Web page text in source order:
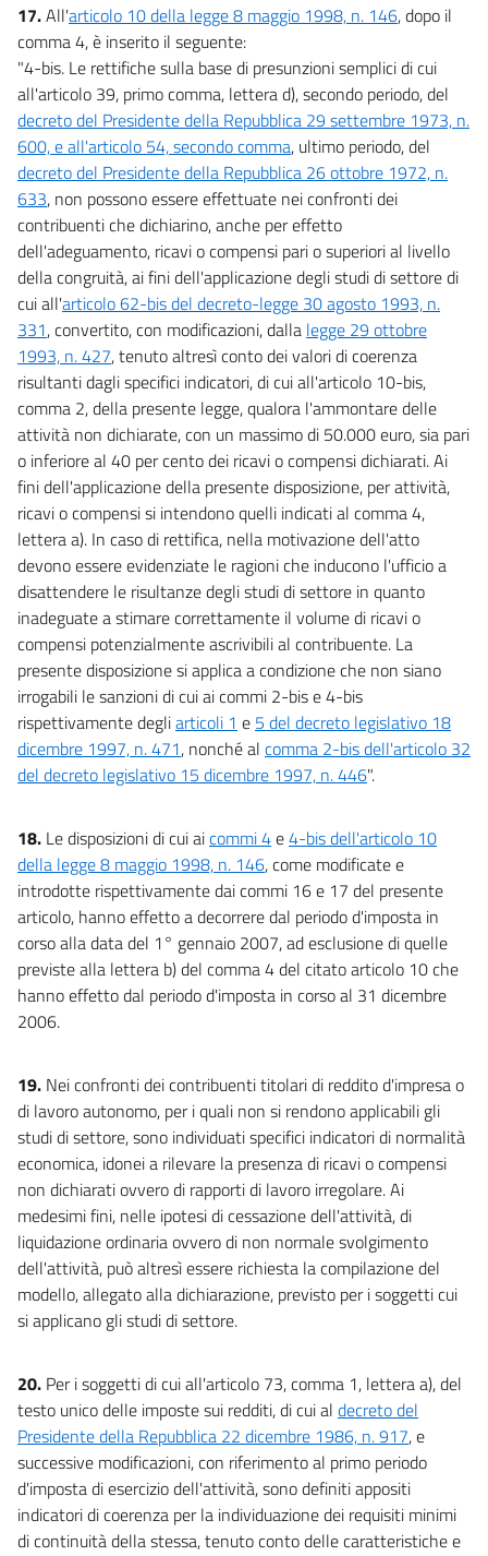
17.All'articolo 10 della legge 8 maggio 1998, n. 146, dopo il
comma 4, è inserito il seguente:
"4-bis. Le rettifiche sulla base di presunzioni semplici di cui
all'articolo 39, primo comma, lettera d), secondo periodo, del
decreto del Presidente della Repubblica 29 settembre 1973, n.
600, e all'articolo 54, secondo comma, ultimo periodo, del
decreto del Presidente della Repubblica 26 ottobre 1972, n.
633, non possono essere effettuate nei confronti dei
contribuenti che dichiarino, anche per effetto
dell'adeguamento, ricavi o compensi pari o superiori al livello
della congruità, ai fini dell'applicazione degli studi di settore di
cui all'articolo 62-bis del decreto-legge 30 agosto 1993, n.
331, convertito, con modificazioni, dalla legge 29 ottobre
1993, n. 427, tenuto altresì conto dei valori di coerenza
risultanti dagli specifici indicatori, di cui all'articolo 10-bis,
comma 2, della presente legge, qualora l'ammontare delle
attività non dichiarate, con un massimo di 50.000 euro, sia pari
o inferiore al 40 per cento dei ricavi o compensi dichiarati. Ai
fini dell'applicazione della presente disposizione, per attività,
ricavi o compensi si intendono quelli indicati al comma 4,
lettera a). In caso di rettifica, nella motivazione dell'atto
devono essere evidenziate le ragioni che inducono l'ufficio a
disattendere le risultanze degli studi di settore in quanto
inadeguate a stimare correttamente il volume di ricavi o
compensi potenzialmente ascrivibili al contribuente. La
presente disposizione si applica a condizione che non siano
irrogabili le sanzioni di cui ai commi 2-bis e 4-bis
rispettivamente degliarticoli 1 e 5 del decreto legislativo 18
dicembre 1997, n. 471, nonché al comma 2-bis dell'articolo 32
del decreto legislativo 15 dicembre 1997, n. 446".
18. Le disposizioni di cui aicommi 4e4-bis dell'articolo 10
della legge 8 maggio 1998, n. 146, come modificate e
introdotte rispettivamente dai commi 16 e 17 del presente
articolo, hanno effetto a decorrere dal periodo d'imposta in
corso alla data del 1° gennaio 2007, ad esclusione di quelle
previste alla lettera b) del comma 4 del citato articolo 10 che
hanno effetto dal periodo d'imposta in corso al 31 dicembre
2006.
19. Nei confronti dei contribuenti titolari di reddito d'impresa o
di lavoro autonomo, per i quali non si rendono applicabili gli
studi di settore, sono individuati specifici indicatori di normalità
economica, idonei a rilevare la presenza di ricavi o compensi
non dichiarati ovvero di rapporti di lavoro irregolare. Ai
medesimi fini, nelle ipotesi di cessazione dell'attività, di
liquidazione ordinaria ovvero di non normale svolgimento
dell'attività, può altresì essere richiesta la compilazione del
modello, allegato alla dichiarazione, previsto per i soggetti cui
si applicano gli studi di settore.
20. Per i soggetti di cui all'articolo 73, comma 1, lettera a), del
testo unico delle imposte sui redditi, di cui al decreto del
Presidente della Repubblica 22 dicembre 1986, n. 917, e
successive modificazioni, con riferimento al primo periodo
d'imposta di esercizio dell'attività, sono definiti appositi
indicatori di coerenza per la individuazione dei requisiti minimi
di continuità della stessa, tenuto conto delle caratteristiche e